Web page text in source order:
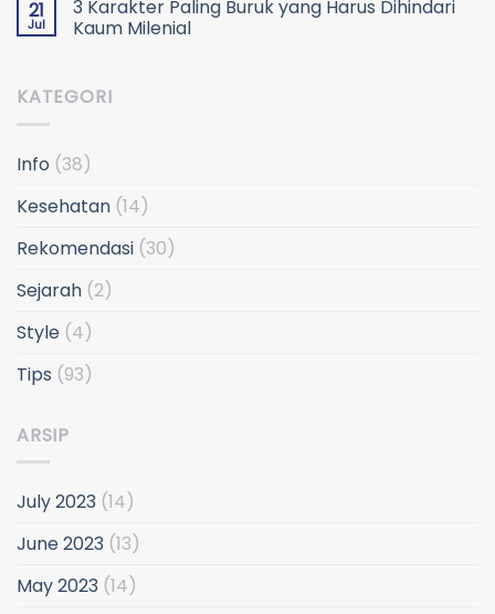
21
Jul
3 Karakter Paling Buruk yang Harus Dihindari
Kaum Milenial
KATEGORI
Info (38)
Kesehatan (14)
Rekomendasi (30)
Sejarah (2)
Style (4)
Tips (93)
ARSIP
July 2023 (14)
June 2023 (13)
May 2023 (14)